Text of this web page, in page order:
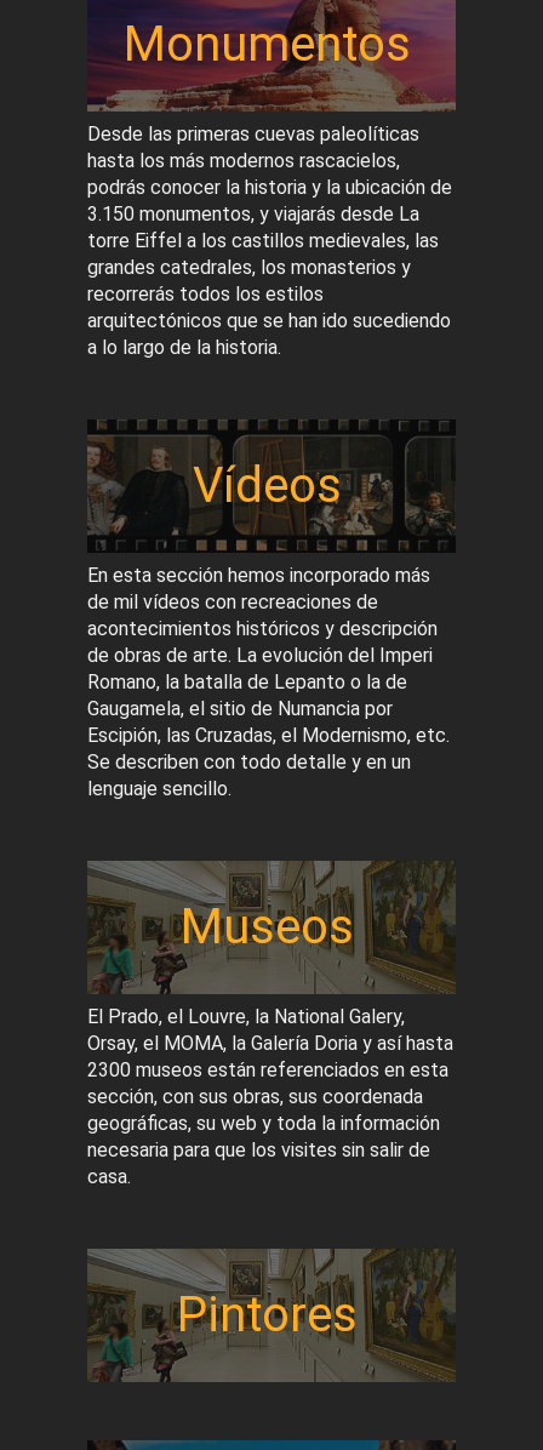
Monumentos
Desde las primeras cuevas paleolíticas
hasta los más modernos rascacielos,
podrás conocer la historia y la ubicación de
3.150 monumentos, y viajarás desde La
torre Eiffel a los castillos medievales, las
grandes catedrales, los monasterios y
recorrerás todos los estilos
arquitectónicos que se han ido sucediendo
a lo largo de la historia.
Vídeos
En esta sección hemos incorporado más
de mil vídeos con recreaciones de
acontecimientos históricos y descripción
de obras de arte. La evolución del Imperi
Romano, la batalla de Lepanto o la de
Gaugamela, el sitio de Numancia por
Escipión, las Cruzadas, el Modernismo, etc.
Se describen con todo detalle y en un
lenguaje sencillo.
Museos
El Prado, el Louvre, la National Galery,
Orsay, el MOMA, la Galería Doria y así hasta
2300 museos están referenciados en esta
sección, con sus obras, sus coordenada
geográficas, su web y toda la información
necesaria para que los visites sin salir de
casa.
Pintores